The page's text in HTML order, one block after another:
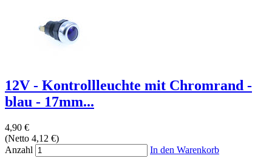
12V - Kontrollleuchte mit Chromrand -
blau - 17mm...
4,90 €
(Netto 4,12 €)
Anzahl
In den Warenkorb